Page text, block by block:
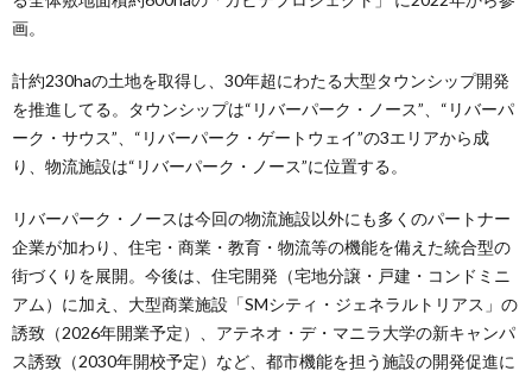
画。
計約230haの土地を取得し、30年超にわたる大型タウンシップ開発
を推進してる。タウンシップは“リバーパーク・ノース”、“リバーパ
ーク・サウス”、“リバーパーク・ゲートウェイ”の3エリアから成
り、物流施設は“リバーパーク・ノース”に位置する。
リバーパーク・ノースは今回の物流施設以外にも多くのパートナー
企業が加わり、住宅・商業・教育・物流等の機能を備えた統合型の
街づくりを展開。今後は、住宅開発（宅地分譲・戸建・コンドミニ
アム）に加え、大型商業施設「SMシティ・ジェネラルトリアス」の
誘致（2026年開業予定）、アテネオ・デ・マニラ大学の新キャンパ
ス誘致（2030年開校予定）など、都市機能を担う施設の開発促進に